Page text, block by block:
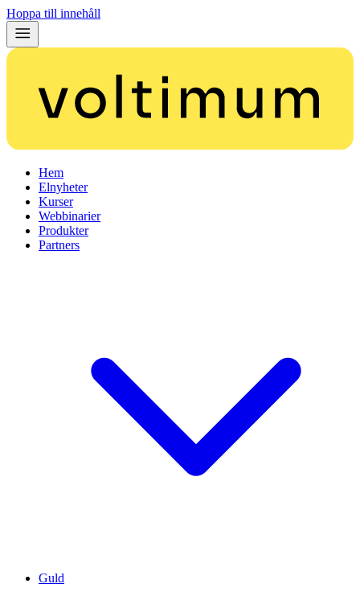
Hoppa till innehåll
Hem
Elnyheter
Kurser
Webbinarier
Produkter
Partners
Guld